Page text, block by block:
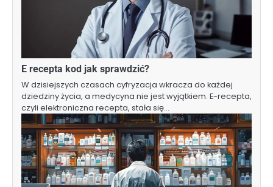
E recepta kod jak sprawdzić?
W dzisiejszych czasach cyfryzacja wkracza do każdej
dziedziny życia, a medycyna nie jest wyjątkiem. E-recepta,
czyli elektroniczna recepta, stała się…